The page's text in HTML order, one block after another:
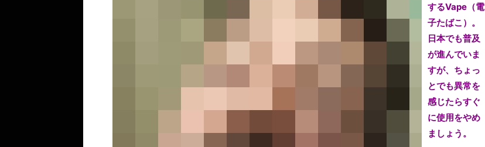
するVape（電
子たばこ）。
日本でも普及
が進んでいま
すが、ちょっ
とでも異常を
感じたらすぐ
に使用をやめ
ましょう。